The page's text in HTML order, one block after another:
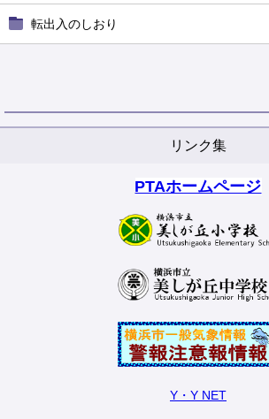
転出入のしおり
リンク集
PTAホームページ
Y・Y NET